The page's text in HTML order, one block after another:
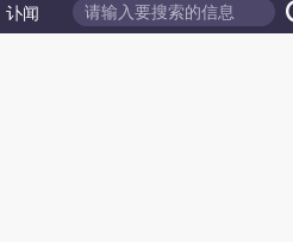
讣闻